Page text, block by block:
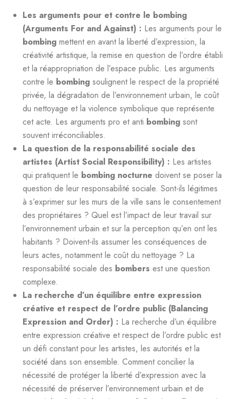
Les arguments pour et contre le bombing
(Arguments For and Against) : Les arguments pour le
bombing mettent en avant la liberté d’expression, la
créativité artistique, la remise en question de l’ordre établi
et la réappropriation de l’espace public. Les arguments
contre le bombing soulignent le respect de la propriété
privée, la dégradation de l’environnement urbain, le coût
du nettoyage et la violence symbolique que représente
cet acte. Les arguments pro et anti bombing sont
souvent irréconciliables.
La question de la responsabilité sociale des
artistes (Artist Social Responsibility) : Les artistes
qui pratiquent le bombing nocturne doivent se poser la
question de leur responsabilité sociale. Sont-ils légitimes
à s’exprimer sur les murs de la ville sans le consentement
des propriétaires ? Quel est l’impact de leur travail sur
l’environnement urbain et sur la perception qu’en ont les
habitants ? Doivent-ils assumer les conséquences de
leurs actes, notamment le coût du nettoyage ? La
responsabilité sociale des bombers est une question
complexe.
La recherche d’un équilibre entre expression
créative et respect de l’ordre public (Balancing
Expression and Order) : La recherche d’un équilibre
entre expression créative et respect de l’ordre public est
un défi constant pour les artistes, les autorités et la
société dans son ensemble. Comment concilier la
nécessité de protéger la liberté d’expression avec la
nécessité de préserver l’environnement urbain et de